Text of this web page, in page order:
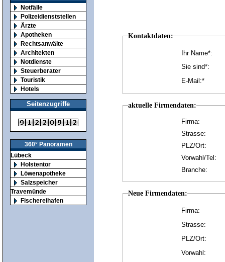
Notfälle
Polizeidienststellen
Ärzte
Apotheken
Rechtsanwälte
Architekten
Notdienste
Steuerberater
Touristik
Hotels
Seitenzugriffe
360° Panoramen
Lübeck
Holstentor
Löwenapotheke
Salzspeicher
Travemünde
Fischereihafen
Kontaktdaten:
Ihr Name*:
Sie sind*:
E-Mail:*
aktuelle Firmendaten:
Firma:
Strasse:
PLZ/Ort:
Vorwahl/Tel:
Branche:
Neue Firmendaten:
Firma:
Strasse:
PLZ/Ort:
Vorwahl: